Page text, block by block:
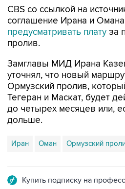
CBS со ссылкой на
соглашение Ирана и Омана
предусматривать плату за
пролив.
Замглавы МИД Ирана
уточнял, что новый
Ормузский пролив,
Тегеран и Маскат, будет
до четырех месяцев или,
дольше.
Иран Оман Ормузский
Купить подписку на